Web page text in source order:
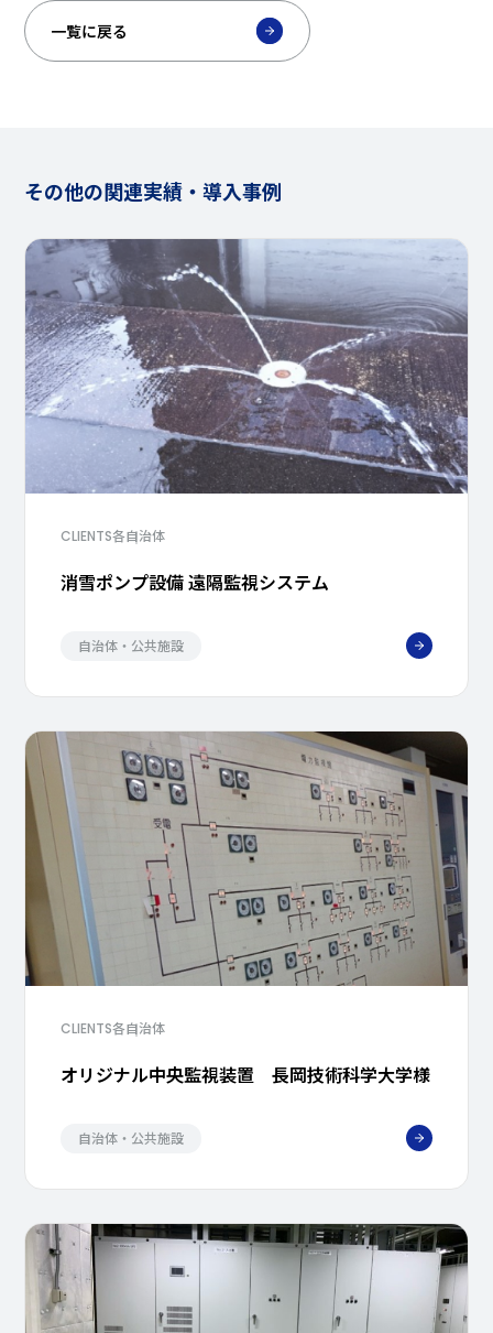
一覧に戻る
その他の関連実績・導入事例
CLIENTS各自治体
消雪ポンプ設備 遠隔監視システム
自治体・公共施設
CLIENTS各自治体
オリジナル中央監視装置 長岡技術科学大学様
自治体・公共施設